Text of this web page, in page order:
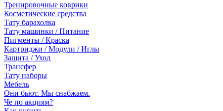
Тренировочные коврики
Косметические средства
Тату барахолка
Тату машинки / Питание
Пигменты / Краска
Картриджи / Модули / Иглы
Защита / Уход
Трансфер
Тату наборы
Мебель
Они бьют. Мы снабжаем.
Че по акциям?